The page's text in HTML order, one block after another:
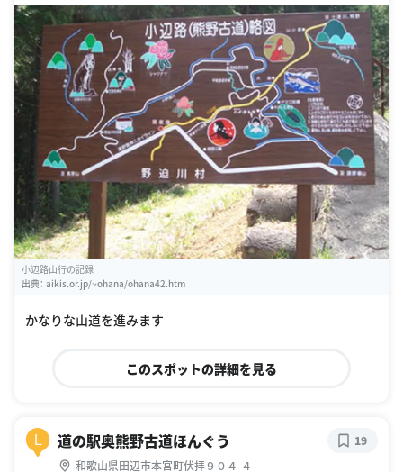
小辺路山行の記録
出典： aikis.or.jp/~ohana/ohana42.htm
かなりな山道を進みます
このスポットの詳細を見る
L 道の駅奥熊野古道ほんぐう
和歌山県田辺市本宮町伏拝９０４-４
19